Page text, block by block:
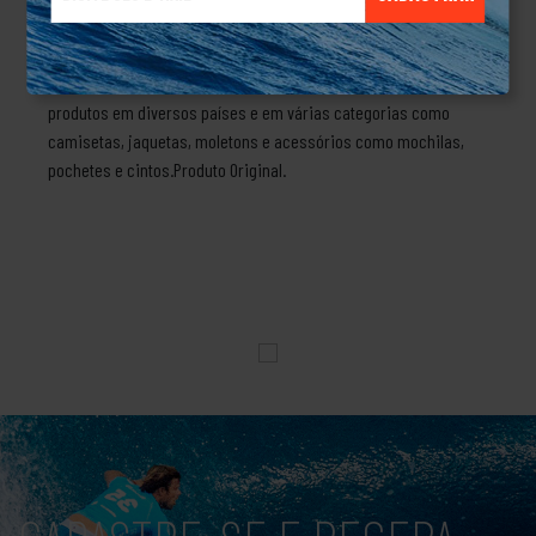
americana (MBL) que logo foram oferecidos para venda aos
torcedores, que fez com que a marca crescesse muito.Com a
globalização a New Era se expandiu a passou a oferecer seus
produtos em diversos países e em várias categorias como
camisetas, jaquetas, moletons e acessórios como mochilas,
pochetes e cintos.Produto Original.